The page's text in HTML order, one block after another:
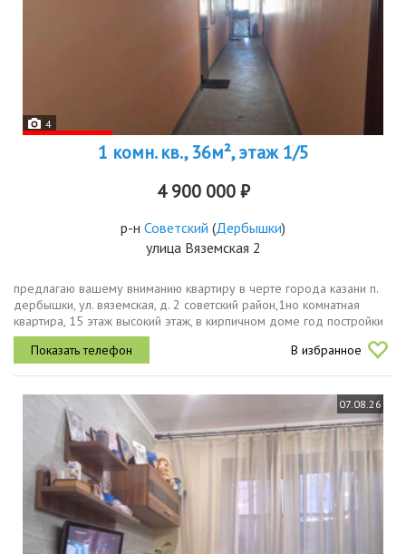
4
1 комн. кв., 36м², этаж 1/5
4 900 000 ₽
р-н Советский (Дербышки)
улица Вяземская 2
предлагаю вашему вниманию квартиру в черте города казани п.
дербышки, ул. вяземская, д. 2 советский район,1но комнатная
квартира, 15 этаж высокий этаж, в кирпичном доме год постройки
1990, общая площадь 36 кв.м., жилая 20 кв.м., кухня 9 кв.м., сан...
В избранное
07.08.26